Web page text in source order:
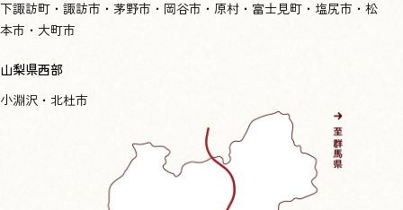
下諏訪町・諏訪市・茅野市・岡谷市・原村・富士見町・塩尻市・松
本市・大町市
山梨県西部
小淵沢・北杜市